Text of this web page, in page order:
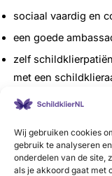
Wij gebruiken cookies
gebruik te analyseren
onderdelen van de site,
als je akkoord gaat met
sociaal vaardig en
een goede
zelf
met een
gemotiveerd om
Wij bieden:
zinvol en